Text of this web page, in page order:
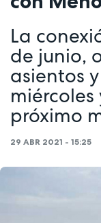
La
de junio,
asientos
próximo
29 ABR 2021 - 15:25